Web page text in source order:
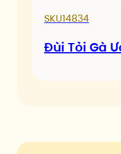
SKU14834
Đùi Tỏi Gà